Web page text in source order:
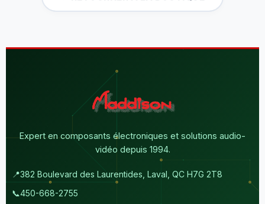
Expert en composants électroniques et solutions audio-
vidéo depuis 1994.
📍382 Boulevard des Laurentides, Laval, QC H7G 2T8
📞450-668-2755